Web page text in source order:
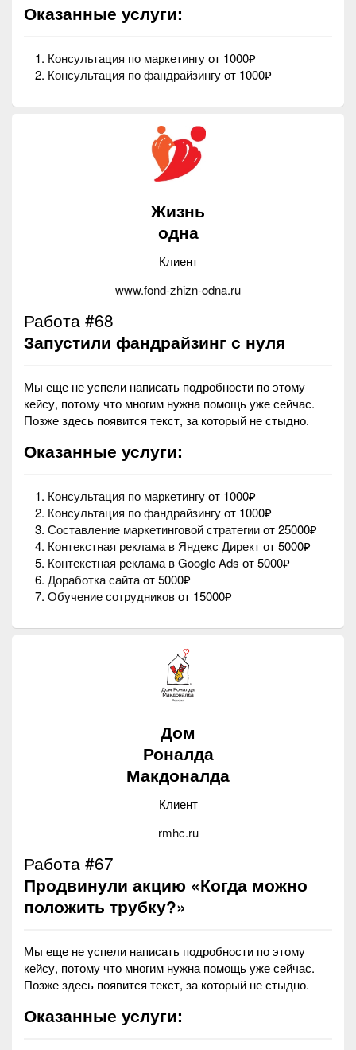
Оказанные услуги:
Консультация по маркетингуот 1000₽
Консультация по фандрайзингуот 1000₽
Жизнь
одна
Клиент
www.fond-zhizn-odna.ru
Работа #68
Запустили фандрайзинг с нуля
Мы еще не успели написать подробности по этому
кейсу, потому что многим нужна помощь уже сейчас.
Позже здесь появится текст, за который не стыдно.
Оказанные услуги:
Консультация по маркетингуот 1000₽
Консультация по фандрайзингуот 1000₽
Составление маркетинговой стратегииот 25000₽
Контекстная реклама в Яндекс Директот 5000₽
Контекстная реклама в Google Ads от 5000₽
Доработка сайтаот 5000₽
Обучение сотрудниковот 15000₽
Дом
Роналда
Макдоналда
Клиент
rmhc.ru
Работа #67
Продвинули акцию «Когда можно
положить трубку?»
Мы еще не успели написать подробности по этому
кейсу, потому что многим нужна помощь уже сейчас.
Позже здесь появится текст, за который не стыдно.
Оказанные услуги: